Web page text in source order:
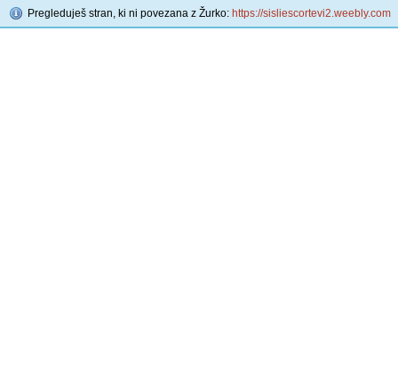
Pregleduješ stran, ki ni povezana z Žurko: https://sisliescortevi2.weebly.com